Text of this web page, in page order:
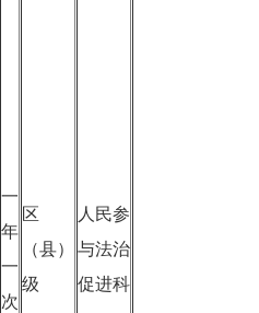
一
年
一
次
区
（县）
级
人民参
与法治
促进科